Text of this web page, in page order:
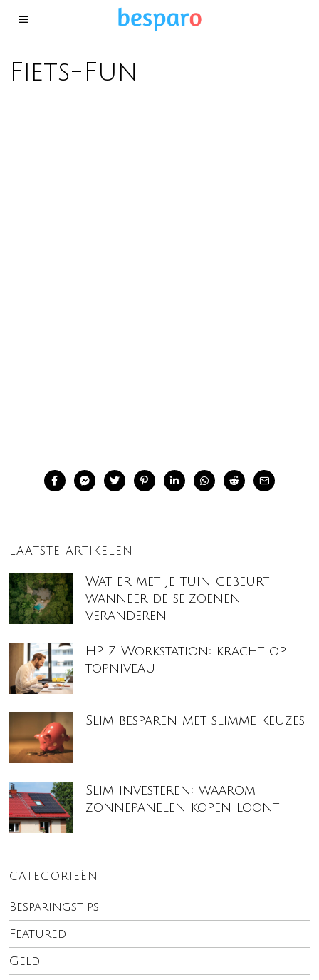
Fiets-Fun
LAATSTE ARTIKELEN
Wat er met je tuin gebeurt
wanneer de seizoenen
veranderen
HP Z Workstation: kracht op
topniveau
Slim besparen met slimme keuzes
Slim investeren: waarom
zonnepanelen kopen loont
CATEGORIEËN
Besparingstips
Featured
Geld